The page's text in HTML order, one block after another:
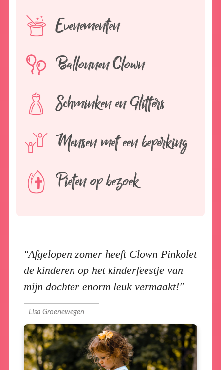
Evenementen
Ballonnen Clown
Schminken en Glitters
Mensen met een beperking
Pieten op bezoek
Afgelopen zomer heeft Clown Pinkolet
de kinderen op het kinderfeestje van
mijn dochter enorm leuk vermaakt!
Lisa Groenewegen